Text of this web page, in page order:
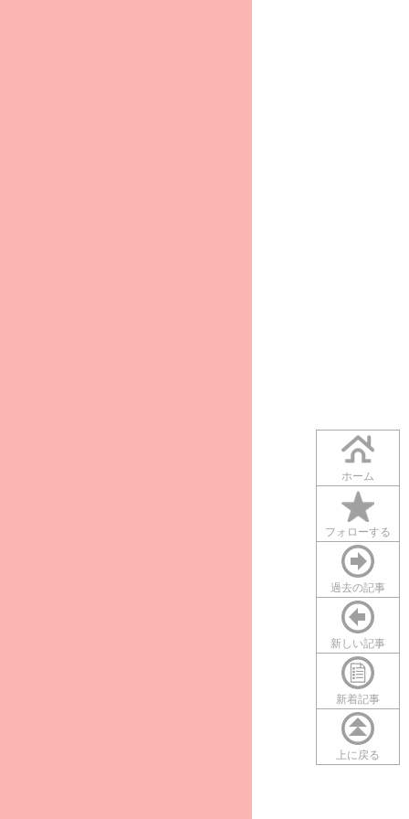
ホーム
フォローする
過去の記事
新しい記事
新着記事
上に戻る